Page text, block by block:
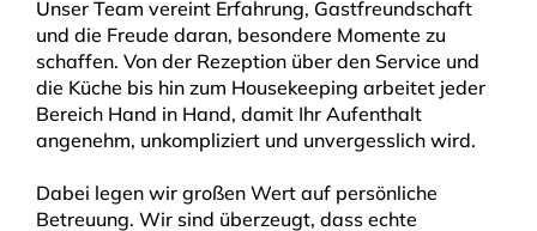
Unser Team vereint Erfahrung, Gastfreundschaft
und die Freude daran, besondere Momente zu
schaffen. Von der Rezeption über den Service und
die Küche bis hin zum Housekeeping arbeitet jeder
Bereich Hand in Hand, damit Ihr Aufenthalt
angenehm, unkompliziert und unvergesslich wird.
Dabei legen wir großen Wert auf persönliche
Betreuung. Wir sind überzeugt, dass echte